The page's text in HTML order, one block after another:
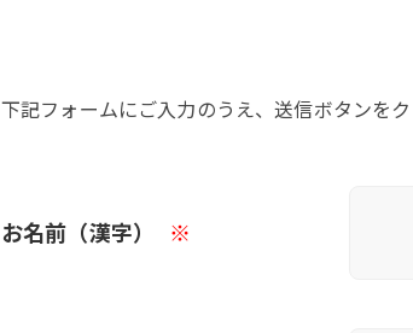
下記フォームにご入力のうえ、送信ボタンをク
お名前（漢字） ※